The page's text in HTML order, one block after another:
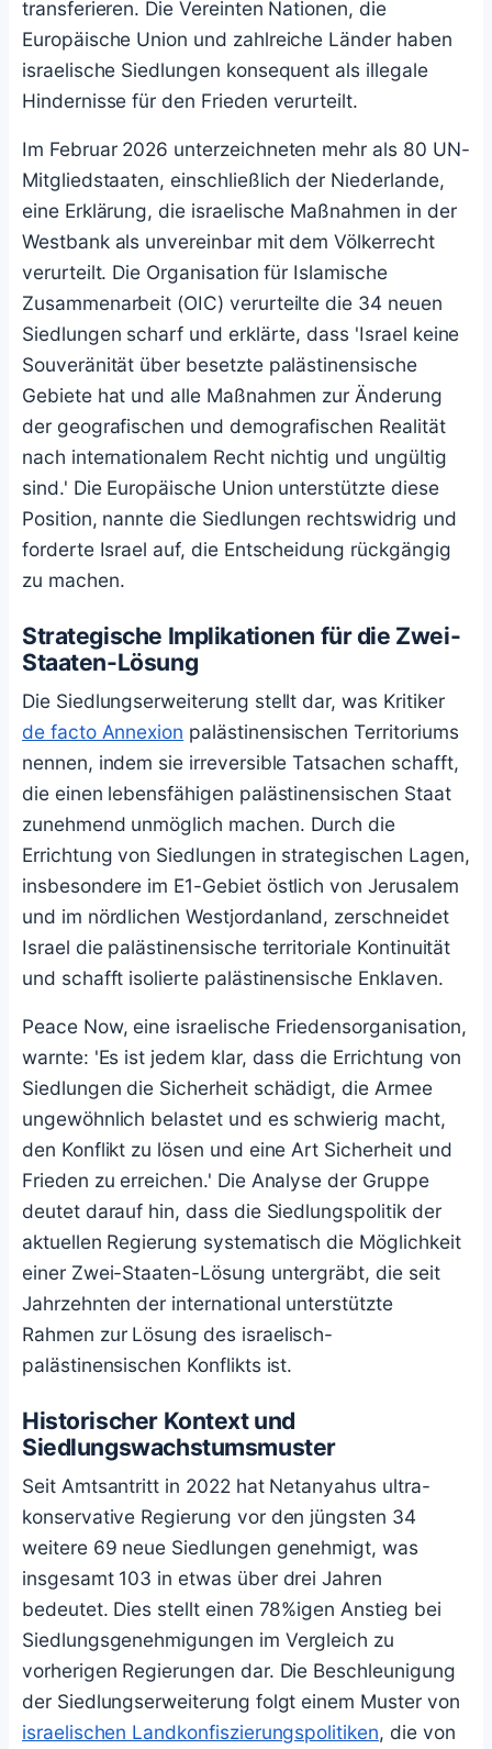
transferieren. Die Vereinten Nationen, die
Europäische Union und zahlreiche Länder haben
israelische Siedlungen konsequent als illegale
Hindernisse für den Frieden verurteilt.
Im Februar 2026 unterzeichneten mehr als 80 UN-
Mitgliedstaaten, einschließlich der Niederlande,
eine Erklärung, die israelische Maßnahmen in der
Westbank als unvereinbar mit dem Völkerrecht
verurteilt. Die Organisation für Islamische
Zusammenarbeit (OIC) verurteilte die 34 neuen
Siedlungen scharf und erklärte, dass 'Israel keine
Souveränität über besetzte palästinensische
Gebiete hat und alle Maßnahmen zur Änderung
der geografischen und demografischen Realität
nach internationalem Recht nichtig und ungültig
sind.' Die Europäische Union unterstützte diese
Position, nannte die Siedlungen rechtswidrig und
forderte Israel auf, die Entscheidung rückgängig
zu machen.
Strategische Implikationen für die Zwei-
Staaten-Lösung
Die Siedlungserweiterung stellt dar, was Kritiker
de facto Annexion palästinensischen Territoriums
nennen, indem sie irreversible Tatsachen schafft,
die einen lebensfähigen palästinensischen Staat
zunehmend unmöglich machen. Durch die
Errichtung von Siedlungen in strategischen Lagen,
insbesondere im E1-Gebiet östlich von Jerusalem
und im nördlichen Westjordanland, zerschneidet
Israel die palästinensische territoriale Kontinuität
und schafft isolierte palästinensische Enklaven.
Peace Now, eine israelische Friedensorganisation,
warnte: 'Es ist jedem klar, dass die Errichtung von
Siedlungen die Sicherheit schädigt, die Armee
ungewöhnlich belastet und es schwierig macht,
den Konflikt zu lösen und eine Art Sicherheit und
Frieden zu erreichen.' Die Analyse der Gruppe
deutet darauf hin, dass die Siedlungspolitik der
aktuellen Regierung systematisch die Möglichkeit
einer Zwei-Staaten-Lösung untergräbt, die seit
Jahrzehnten der international unterstützte
Rahmen zur Lösung des israelisch-
palästinensischen Konflikts ist.
Historischer Kontext und
Siedlungswachstumsmuster
Seit Amtsantritt in 2022 hat Netanyahus ultra-
konservative Regierung vor den jüngsten 34
weitere 69 neue Siedlungen genehmigt, was
insgesamt 103 in etwas über drei Jahren
bedeutet. Dies stellt einen 78%igen Anstieg bei
Siedlungsgenehmigungen im Vergleich zu
vorherigen Regierungen dar. Die Beschleunigung
der Siedlungserweiterung folgt einem Muster von
israelischen Landkonfiszierungspolitiken, die von